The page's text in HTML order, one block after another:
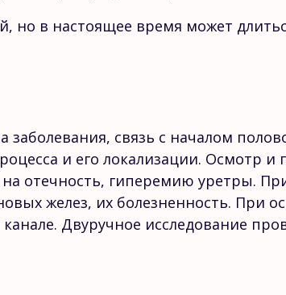
но в настоящее время может
заболевания, связь с началом
и его локализации. Осмотр
отечность, гиперемию уретры.
желез, их болезненность. При
Двуручное исследование